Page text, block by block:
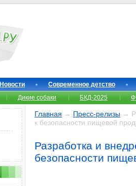
Новости
Современное детство
Дикие собаки БКД-2025
Главная → Пресс-релизы →
к безопасности пищевой
Разработка и
безопасности